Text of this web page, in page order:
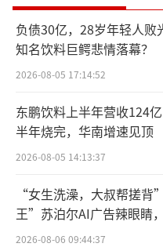
4.6%。
在OATLY看来
更聚焦的战略，退
康。
据了解，2018
麦食用的方式从冲
茶、咖、雪糕等消
植物基、燕麦奶行
负债30亿，28岁年轻人败
知名饮料巨鳄悲情落幕？
2026-08-05 17:14:52
东鹏饮料上半年营收124
半年烧完，华南增速见顶
2026-08-05 14:13:37
“女生洗澡，大叔帮搓
王”苏泊尔AI广告辣眼睛
2026-08-06 09:44:37